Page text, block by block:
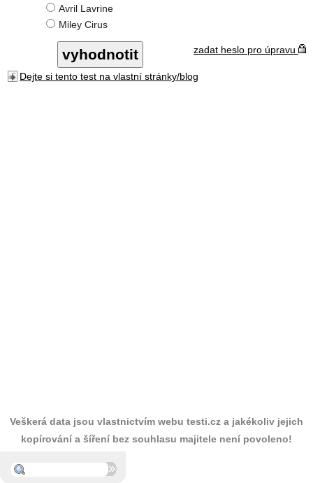
Avril Lavrine
Miley Cirus
zadat heslo pro úpravu
Dejte si tento test na vlastní stránky/blog
Veškerá data jsou vlastnictvím webu testi.cz a jakékoliv jejich
kopírování a šíření bez souhlasu majitele není povoleno!